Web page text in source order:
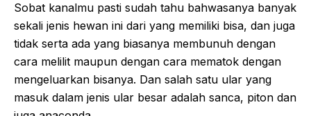
Sobat kanalmu pasti sudah tahu bahwasanya banyak
sekali jenis hewan ini dari yang memiliki bisa, dan juga
tidak serta ada yang biasanya membunuh dengan
cara melilit maupun dengan cara mematok dengan
mengeluarkan bisanya. Dan salah satu ular yang
masuk dalam jenis ular besar adalah sanca, piton dan